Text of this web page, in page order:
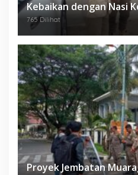
Kebaikan dengan Nasi
765 Dilihat
Proyek Jembatan